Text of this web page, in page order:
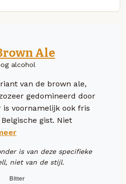
Ale
alcohol
van de brown ale,
gedomineerd door
voornamelijk ook fris
gist. Niet
is van deze specifieke
niet van de stijl.